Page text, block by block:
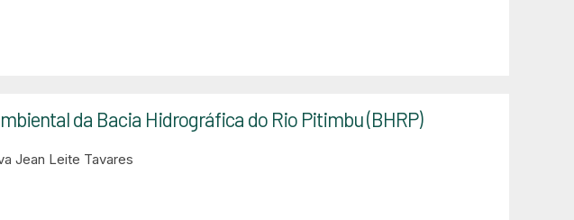
da Bacia Hidrográfica do Rio Pitimbu (BHRP)
Jean Leite Tavares